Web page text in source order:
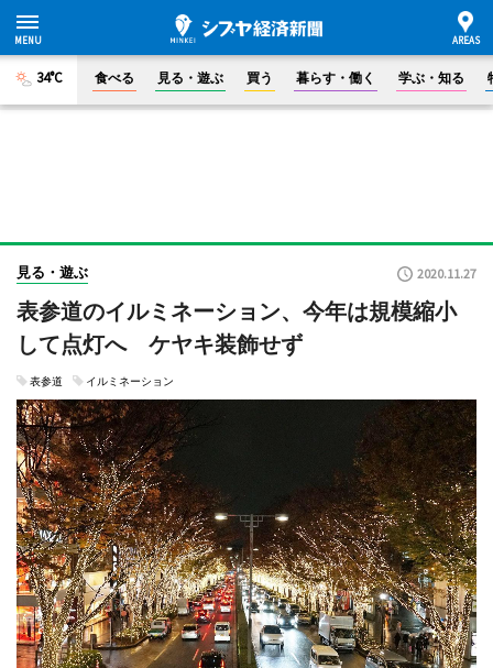
34°C 食べる 見る・遊ぶ 買う 暮らす・働く 学ぶ・知る
見る・遊ぶ 2020.11.27
表参道のイルミネーション、今年は規模縮小
して点灯へ ケヤキ装飾せず
表参道 イルミネーション